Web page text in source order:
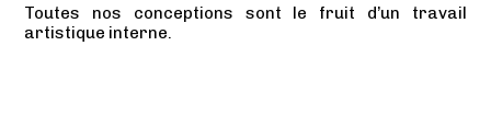
Toutes nos conceptions sont le fruit d’un travail
artistique interne.